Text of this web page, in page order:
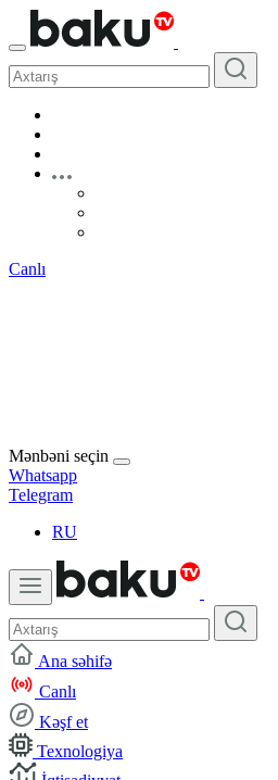
Canlı
Mənbəni seçin
Whatsapp
Telegram
RU
Ana səhifə
Canlı
Kəşf et
Texnologiya